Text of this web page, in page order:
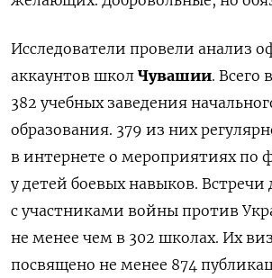
Исследователи провели анализ
аккаунтов школ Чувашии. Всего
382 учебных заведения
образования. 379 из них
в интернете о мероприятиях
у детей боевых навыков. Встречи
с участниками войны против
не менее чем в 302 школах. Их
посвящено не менее 874